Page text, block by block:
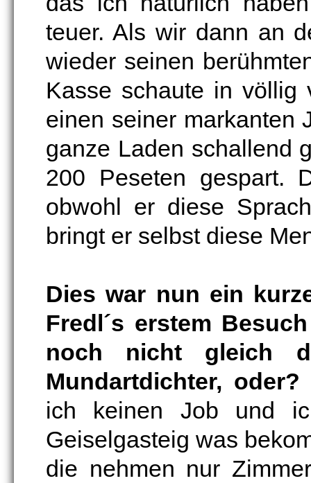
teuer. Als wir dann an
wieder seinen
Kasse schaute in völlig
einen seiner markanten
ganze Laden schallend
200 Peseten gespart.
obwohl er diese
bringt er selbst diese
Dies war nun ein
Fredl´s erstem
noch nicht gleich
Mundartdichter, oder?
ich keinen Job und
Geiselgasteig was
die nehmen nur